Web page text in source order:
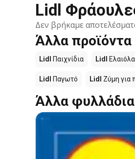
Lidl
Δεν βρήκαμε
Άλλα
Lidl Παιχνίδια Lidl
Lidl Παγωτό Lidl Ζύμη για
Άλλα